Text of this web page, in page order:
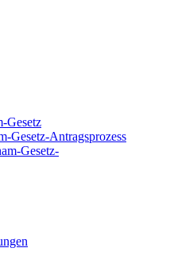
Gesetz
Gesetz-Antragsprozess
Gesetz-